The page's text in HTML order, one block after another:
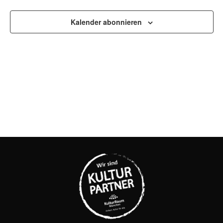
UND
Kalender abonnieren